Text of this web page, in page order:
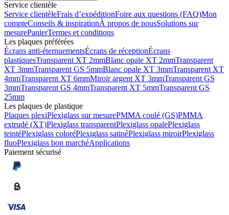
Service clientèle
Service clientèleFrais d’expéditionFoire aux questions (FAQ)Mon
compteConseils & inspirationÀ propos de nousSolutions sur
mesurePanierTermes et conditions
Les plaques préférées
Écrans anti-éternuementsÉcrans de réceptionÉcrans
plastiquesTransparent XT 2mmBlanc opale XT 2mmTransparent
XT 3mmTransparent GS 5mmBlanc opale XT 3mmTransparent XT
4mmTransparent XT 6mmMiroir argent XT 3mmTransparent GS
3mmTransparent GS 4mmTransparent XT 5mmTransparent GS
25mm
Les plaques de plastique
Plaques plexiPlexiglass sur mesurePMMA coulé (GS)PMMA
extrudé (XT)Plexiglass transparentPlexiglass opalePlexiglass
teintéPlexiglass coloréPlexiglass satinéPlexiglass miroirPlexiglass
fluoPlexiglass bon marchéApplications
Paiement sécurisé